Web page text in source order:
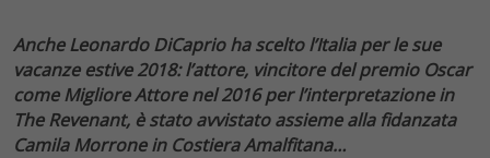
Anche Leonardo DiCaprio ha scelto l’Italia per le sue
vacanze estive 2018: l’attore, vincitore del premio Oscar
come Migliore Attore nel 2016 per l’interpretazione in
The Revenant, è stato avvistato assieme alla fidanzata
Camila Morrone in Costiera Amalfitana…